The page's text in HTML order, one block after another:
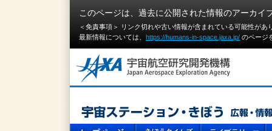
このページは、過去に公開された情報のアーカイ
＜免責事項＞ リンク切れや古い情報が含まれている可能性が
最新情報については、 https://humans-in-space.jaxa.jp/ のページ